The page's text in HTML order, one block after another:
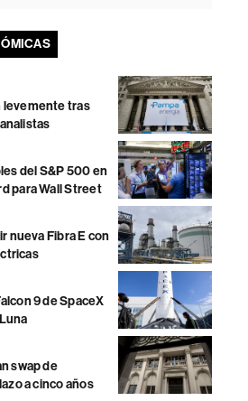
levemente tras
del S&P 500 en
para Wall Street
nueva Fibra E con
9 de SpaceX
swap de
a cinco años